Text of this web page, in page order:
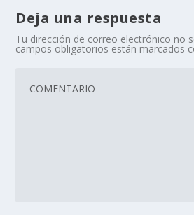
Deja una respuesta
Tu dirección de correo electrónico no
campos obligatorios están marcados